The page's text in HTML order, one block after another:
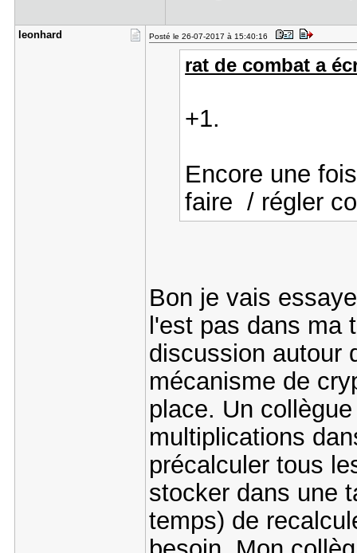
leonhard Posté le 26-07-2017 à 15:40:16
rat de combat a
+1.
Encore une
faire / régler
Bon je vais
l'est pas dans ma
discussion autour
mécanisme de
place. Un
multiplications
précalculer tous
stocker dans une
temps) de